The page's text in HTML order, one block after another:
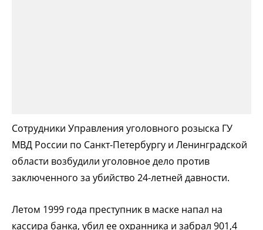
Сотрудники Управления уголовного розыска ГУ
МВД России по Санкт-Петербургу и Ленинградской
области возбудили уголовное дело против
заключенного за убийство 24-летней давности.
Летом 1999 года преступник в маске напал на
кассира банка, убил ее охранника и забрал 901,4